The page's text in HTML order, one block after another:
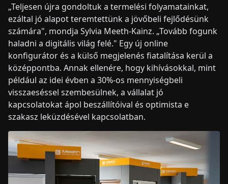
„Teljesen újra gondoltuk a termelési folyamatainkat,
ezáltal jó alapot teremtettünk a jövőbeli fejlődésünk
számára", mondja Sylvia Meeth-Kainz. „Tovább fogunk
haladni a digitális világ felé." Egy új online
konfigurátor és a külső megjelenés fiatalítása kerül a
középpontba. Annak ellenére, hogy kihívásokkal, mint
például az idei évben a 30%-os mennyiségbeli
visszaeséssel szembesülnek, a vállalat jó
kapcsolatokat ápol beszállítóival és optimista e
szakasz leküzdésével kapcsolatban.